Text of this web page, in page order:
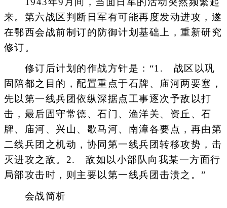
来。第六战区判断日军有可能再度发动进攻，遂
在鄂西会战前制订的防御计划基础上，重新研究
修订。
修订后计划的作战方针是：“1. 战区以巩
固陪都之目的，配置重点于石牌、庙河两要塞，
先以第一线兵团依纵深据点工事逐次予敌以打
击，最后固守常德、石门、渔洋关、资丘、石
牌、庙河、兴山、歇马河、南漳各要点，再由第
二线兵团之机动，协同第一线兵团转移攻势，击
灭进攻之敌。2. 敌如以小部队向我某一方面行
局部攻击时，则主要以第一线兵团击溃之。”
会战简析